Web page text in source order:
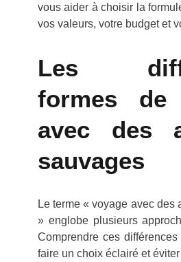
vous aider à choisir la
vos valeurs, votre budget et
Les
formes de
avec des
sauvages
Le terme « voyage avec des
» englobe plusieurs
Comprendre ces
faire un choix éclairé et